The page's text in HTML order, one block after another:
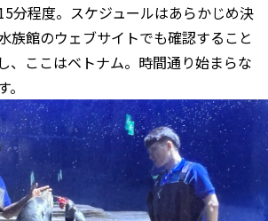
分程度。スケジュールはあらかじめ決
族館のウェブサイトでも確認すること
、ここはベトナム。時間通り始まらな